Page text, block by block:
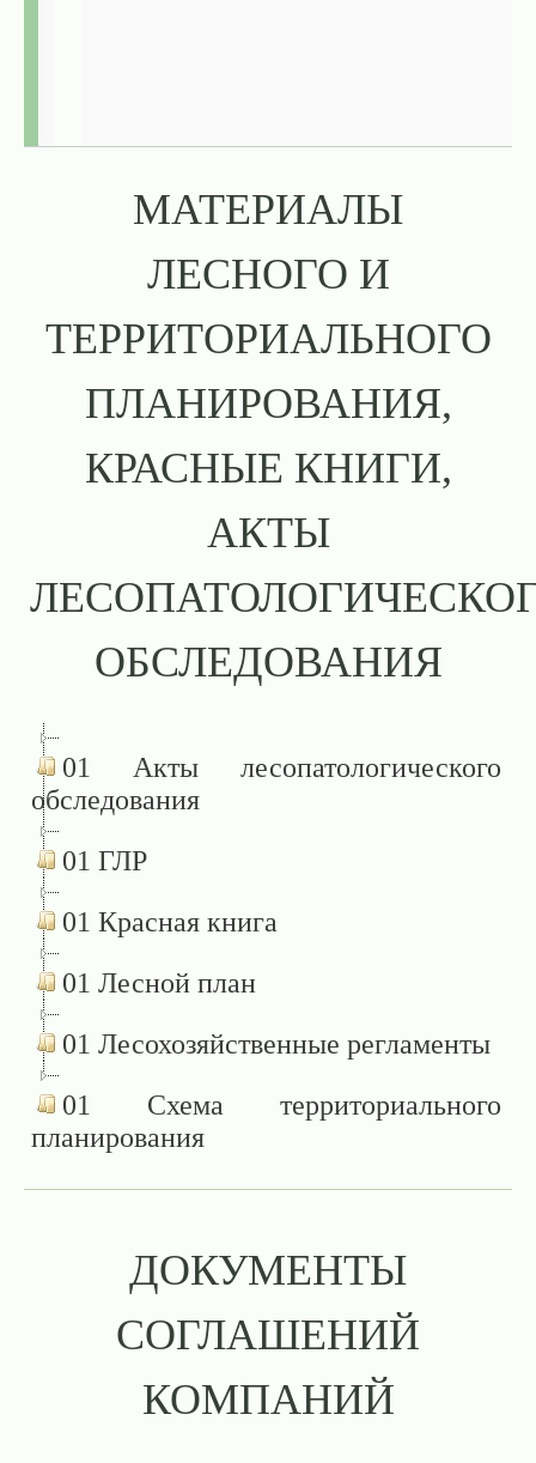
МАТЕРИАЛЫ
ЛЕСНОГО И
ТЕРРИТОРИАЛЬНОГО
ПЛАНИРОВАНИЯ,
КРАСНЫЕ КНИГИ,
АКТЫ
ОБСЛЕДОВАНИЯ
01 Акты лесопатологического
обследования
01 ГЛР
01 Красная книга
01 Лесной план
01 Лесохозяйственные регламенты
01 Схема территориального
планирования
ДОКУМЕНТЫ
СОГЛАШЕНИЙ
КОМПАНИЙ